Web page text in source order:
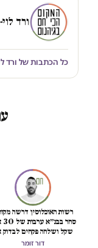
ורד
כל הכתבות של ורד
רשות האוכלוסין דרשה
שקל ושלחה פקחים לבדוק
"חזרה לזנות"
דור זומר